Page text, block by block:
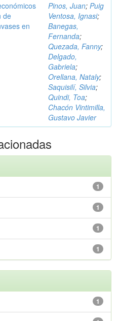
de
en
Pinos, Juan; Puig
Ventosa, Ignasi;
Banegas,
Fernanda;
Quezada, Fanny;
Delgado,
Gabriela;
Orellana, Nataly;
Saquisilí, Silvia;
Quindi, Toa;
Chacón Vintimilla,
Gustavo Javier
1
1
1
1
1